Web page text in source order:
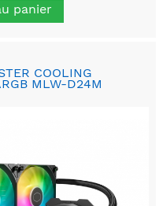
panier
COOLING
MLW-D24M